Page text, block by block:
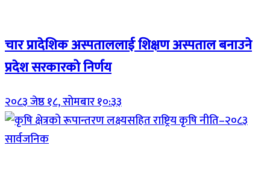
चार प्रादेशिक अस्पताललाई शिक्षण अस्पताल बनाउने
प्रदेश सरकारको निर्णय
२०८३ जेष्ठ १८, सोमबार १०:३३